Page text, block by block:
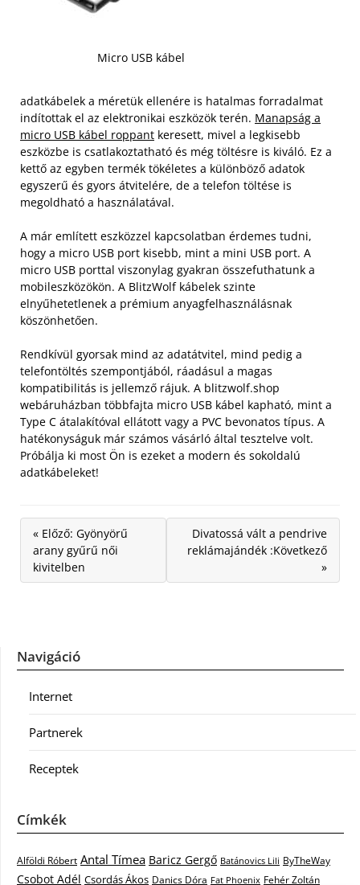
Micro USB kábel
adatkábelek a méretük ellenére is hatalmas forradalmat
indítottak el az elektronikai eszközök terén. Manapság a
micro USB kábel roppant keresett, mivel a legkisebb
eszközbe is csatlakoztatható és még töltésre is kiváló. Ez a
kettő az egyben termék tökéletes a különböző adatok
egyszerű és gyors átvitelére, de a telefon töltése is
megoldható a használatával.
A már említett eszközzel kapcsolatban érdemes tudni,
hogy a micro USB port kisebb, mint a mini USB port. A
micro USB porttal viszonylag gyakran összefuthatunk a
mobileszközökön. A BlitzWolf kábelek szinte
elnyűhetetlenek a prémium anyagfelhasználásnak
köszönhetően.
Rendkívül gyorsak mind az adatátvitel, mind pedig a
telefontöltés szempontjából, ráadásul a magas
kompatibilitás is jellemző rájuk. A blitzwolf.shop
webáruházban többfajta micro USB kábel kapható, mint a
Type C átalakítóval ellátott vagy a PVC bevonatos típus. A
hatékonyságuk már számos vásárló által tesztelve volt.
Próbálja ki most Ön is ezeket a modern és sokoldalú
adatkábeleket!
« Előző: Gyönyörű
arany gyűrű női
kivitelben
Divatossá vált a pendrive
reklámajándék :Következő
»
Navigáció
Internet
Partnerek
Receptek
Címkék
Alföldi Róbert Antal Tímea Baricz Gergő Batánovics Lili ByTheWay
Csobot Adél Csordás Ákos Danics Dóra Fat Phoenix Fehér Zoltán